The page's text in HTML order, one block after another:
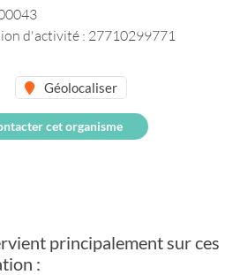
d'activité : 27710299771
Géolocaliser
cet organisme
principalement sur ces
: